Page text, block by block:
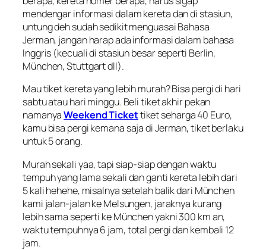
mendengar informasi dalam kereta dan di stasiun,
untung deh sudah sedikit menguasai Bahasa
Jerman, jangan harap ada informasi dalam bahasa
Inggris (kecuali di stasiun besar seperti Berlin,
München, Stuttgartdll).
Mau tiket kereta yang lebih murah? Bisa pergi di hari
sabtu atau hari minggu. Beli tiket akhir pekan
namanyaWeekend Tickettiket seharga 40 Euro,
kamu bisa pergi kemana saja di Jerman, tiket berlaku
untuk 5 orang.
Murah sekali yaa, tapi siap-siap dengan waktu
tempuh yang lama sekali dan ganti kereta lebih dari
5 kali hehehe, misalnya setelah balik dari München
kami jalan-jalan ke Melsungen, jaraknya kurang
lebih sama seperti ke München yakni 300 km an,
waktu tempuhnya 6 jam, total pergi dan kembali 12
jam.